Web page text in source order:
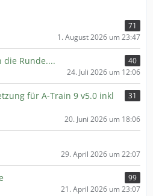
71
1. August 2026 um 23:47
die Runde....
40
24. Juli 2026 um 12:06
für A-Train 9 v5.0 inkl
31
20. Juni 2026 um 18:06
29. April 2026 um 22:07
99
21. April 2026 um 23:07